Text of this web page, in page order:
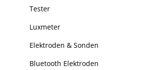
Tester
Luxmeter
Elektroden & Sonden
Bluetooth Elektroden